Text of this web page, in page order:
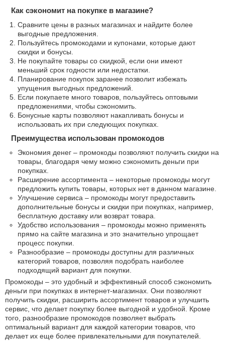
Как сэкономит на покупке в магазине?
Сравните цены в разных магазинах и найдите более
выгодные предложения.
Пользуйтесь промокодами и купонами, которые дают
скидки и бонусы.
Не покупайте товары со скидкой, если они имеют
меньший срок годности или недостатки.
Планирование покупок заранее позволит избежать
упущения выгодных предложений.
Если покупаете много товаров, пользуйтесь оптовыми
предложениями, чтобы сэкономить.
Бонусные карты позволяют накапливать бонусы и
использовать их при следующих покупках.
Преимущества использован промокодов
Экономия денег – промокоды позволяют получить скидки на
товары, благодаря чему можно сэкономить деньги при
покупках.
Расширение ассортимента – некоторые промокоды могут
предложить купить товары, которых нет в данном магазине.
Улучшение сервиса – промокоды могут предоставить
дополнительные бонусы и скидки при покупках, например,
бесплатную доставку или возврат товара.
Удобство использования – промокоды можно применять
прямо на сайте магазина и это значительно упрощает
процесс покупки.
Разнообразие – промокоды доступны для различных
категорий товаров, позволяя подобрать наиболее
подходящий вариант для покупки.
Промокоды – это удобный и эффективный способ сэкономить
деньги при покупках в интернет-магазинах. Они позволяют
получить скидки, расширить ассортимент товаров и улучшить
сервис, что делает покупку более выгодной и удобной. Кроме
того, разнообразие промокодов позволяет выбрать
оптимальный вариант для каждой категории товаров, что
делает их еще более привлекательными для покупателей.